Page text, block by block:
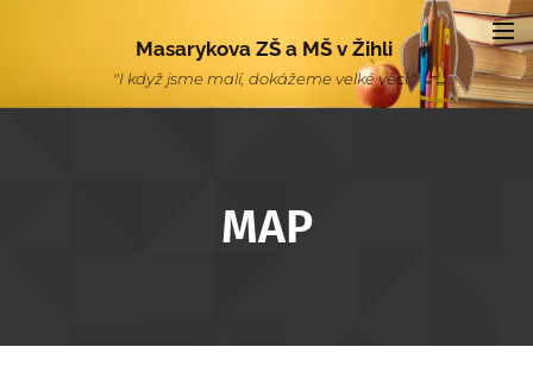
Masarykova ZŠ a MŠ v Žihli
"I když jsme malí, dokážeme velké věci."
MAP